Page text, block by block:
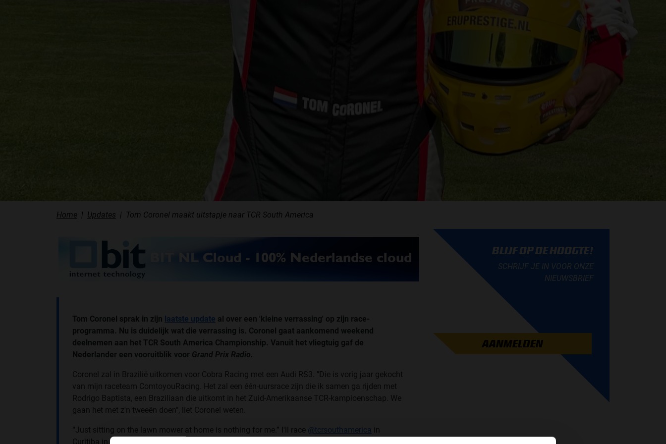
Home Updates Tom Coronel maakt uitstapje naar TCR South America
Tom Coronel sprak in zijn laatste update al over een 'kleine verrassing' op zijn race-
programma. Nu is duidelijk wat die verrassing is. Coronel gaat aankomend weekend
deelnemen aan het TCR South America Championship. Vanuit het vliegtuig gaf de
Nederlander een vooruitblik voor Grand Prix Radio.
Coronel zal in Brazilië uitkomen voor Cobra Racing met een Audi RS3. "Die is vorig jaar gekocht
van mijn raceteam ComtoyouRacing. Het zal een één-uursrace zijn die ik samen ga rijden met
Rodrigo Baptista, een Braziliaan die uitkomt in het Zuid-Amerikaanse TCR-kampioenschap. We
gaan het met z'n tweeën doen", liet Coronel weten.
“Just sitting on the lawn mower at home is nothing for me.” I'll race @tcrsouthamerica in
Curitiba in Brazil this weekend 🥳 😁
BLIJF OP DE HOOGTE!
SCHRIJF JE IN VOOR ONZE
NIEUWSBRIEF
AANMELDEN